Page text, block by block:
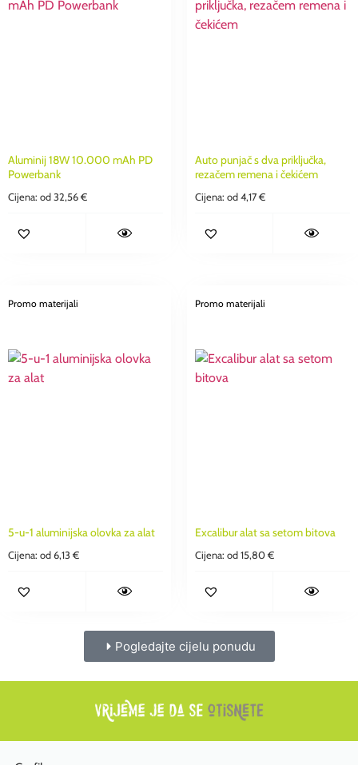
Aluminij 18W 10.000 mAh PD
Powerbank
Cijena: od 32,56 €
Auto punjač s dva priključka,
rezačem remena i čekićem
Cijena: od 4,17 €
Promo materijali
5-u-1 aluminijska olovka za alat
Cijena: od 6,13 €
Promo materijali
Excalibur alat sa setom bitova
Cijena: od 15,80 €
Pogledajte cijelu ponudu